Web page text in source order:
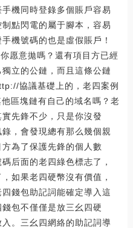
機同時登錄多個賬戶容易
點閃電的屬于腳本，容易
機號碼的也是虛假賬戶！
愿意拋嗎？還有項目方已經
立的公鏈，而且這條公鏈
協議基礎上的，老四案例
區塊鏈有自己的域名嗎？老
先鋒不少，只是你沒發
，會發現總有那么幾個親
為了保護先鋒的個人數
后面的老四綠色標志了，
如果老四硬幣沒有價值，
錢包助記詞能確定導入這
包不僅僅是放三幺四硬
。三幺四網絡的助記詞導